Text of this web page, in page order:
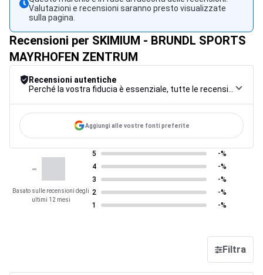
Valutazioni e recensioni saranno presto visualizzate
sulla pagina.
Recensioni per SKIMIUM - BRUNDL SPORTS
MAYRHOFEN ZENTRUM
Recensioni autentiche
Aggiungi alle vostre fonti preferite
-
Basato sulle recensioni degli
ultimi 12 mesi
5
-%
4
-%
3
-%
2
-%
1
-%
Filtra